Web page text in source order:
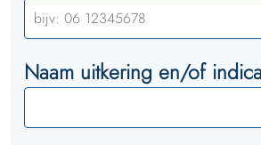
Naam uitkering en/of